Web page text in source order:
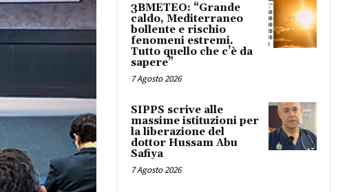
3BMETEO: “Grande
caldo, Mediterraneo
bollente e rischio
fenomeni estremi.
Tutto quello che c’è da
sapere”
7 Agosto 2026
SIPPS scrive alle
massime istituzioni per
la liberazione del
dottor Hussam Abu
Safiya
7 Agosto 2026